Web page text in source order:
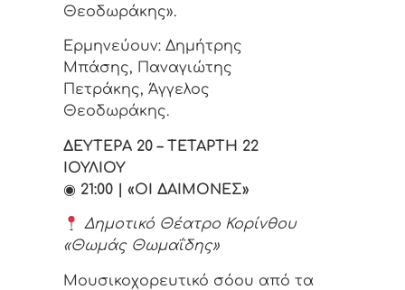
Θεοδωράκης».
Ερμηνεύουν: Δημήτρης
Μπάσης, Παναγιώτης
Πετράκης, Άγγελος
Θεοδωράκης.
ΔΕΥΤΕΡΑ 20 – ΤΕΤΑΡΤΗ 22
ΙΟΥΛΙΟΥ
◉ 21:00 | «ΟΙ ΔΑΙΜΟΝΕΣ»
Δημοτικό Θέατρο Κορίνθου
«Θωμάς Θωμαΐδης»
Μουσικοχορευτικό σόου από τα